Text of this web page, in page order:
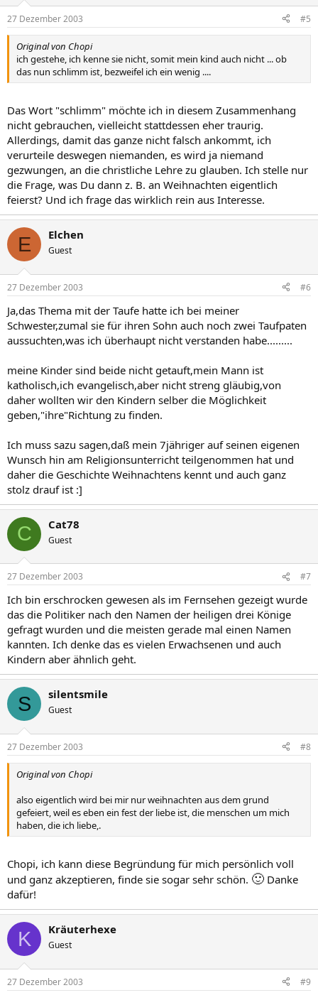
27 Dezember 2003 #5
Original von Chopi
ich gestehe, ich kenne sie nicht, somit mein kind auch nicht ... ob
das nun schlimm ist, bezweifel ich ein wenig ....
Das Wort "schlimm" möchte ich in diesem Zusammenhang
nicht gebrauchen, vielleicht stattdessen eher traurig.
Allerdings, damit das ganze nicht falsch ankommt, ich
verurteile deswegen niemanden, es wird ja niemand
gezwungen, an die christliche Lehre zu glauben. Ich stelle nur
die Frage, was Du dann z. B. an Weihnachten eigentlich
feierst? Und ich frage das wirklich rein aus Interesse.
E Elchen
Guest
27 Dezember 2003 #6
Ja,das Thema mit der Taufe hatte ich bei meiner
Schwester,zumal sie für ihren Sohn auch noch zwei Taufpaten
aussuchten,was ich überhaupt nicht verstanden habe.........
meine Kinder sind beide nicht getauft,mein Mann ist
katholisch,ich evangelisch,aber nicht streng gläubig,von
daher wollten wir den Kindern selber die Möglichkeit
geben,"ihre"Richtung zu finden.
Ich muss sazu sagen,daß mein 7jähriger auf seinen eigenen
Wunsch hin am Religionsunterricht teilgenommen hat und
daher die Geschichte Weihnachtens kennt und auch ganz
stolz drauf ist :]
C Cat78
Guest
27 Dezember 2003 #7
Ich bin erschrocken gewesen als im Fernsehen gezeigt wurde
das die Politiker nach den Namen der heiligen drei Könige
gefragt wurden und die meisten gerade mal einen Namen
kannten. Ich denke das es vielen Erwachsenen und auch
Kindern aber ähnlich geht.
S silentsmile
Guest
27 Dezember 2003 #8
Original von Chopi
also eigentlich wird bei mir nur weihnachten aus dem grund
gefeiert, weil es eben ein fest der liebe ist, die menschen um mich
haben, die ich liebe,.
Chopi, ich kann diese Begründung für mich persönlich voll
und ganz akzeptieren, finde sie sogar sehr schön. 🙂 Danke
dafür!
K Kräuterhexe
Guest
27 Dezember 2003 #9